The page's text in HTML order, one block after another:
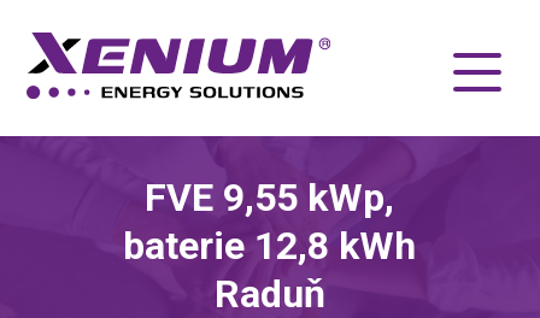
FVE 9,55 kWp,
baterie 12,8 kWh
Raduň